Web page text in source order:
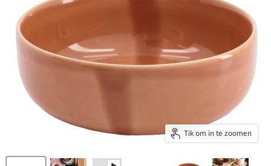
Tik om in te zoomen